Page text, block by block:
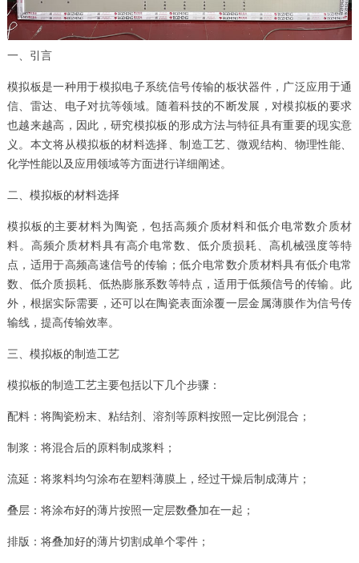
一、引言
模拟板是一种用于模拟电子系统信号传输的板状器件，广泛应用于通
信、雷达、电子对抗等领域。随着科技的不断发展，对模拟板的要求
也越来越高，因此，研究模拟板的形成方法与特征具有重要的现实意
义。本文将从模拟板的材料选择、制造工艺、微观结构、物理性能、
化学性能以及应用领域等方面进行详细阐述。
二、模拟板的材料选择
模拟板的主要材料为陶瓷，包括高频介质材料和低介电常数介质材
料。高频介质材料具有高介电常数、低介质损耗、高机械强度等特
点，适用于高频高速信号的传输；低介电常数介质材料具有低介电常
数、低介质损耗、低热膨胀系数等特点，适用于低频信号的传输。此
外，根据实际需要，还可以在陶瓷表面涂覆一层金属薄膜作为信号传
输线，提高传输效率。
三、模拟板的制造工艺
模拟板的制造工艺主要包括以下几个步骤：
配料：将陶瓷粉末、粘结剂、溶剂等原料按照一定比例混合；
制浆：将混合后的原料制成浆料；
流延：将浆料均匀涂布在塑料薄膜上，经过干燥后制成薄片；
叠层：将涂布好的薄片按照一定层数叠加在一起；
排版：将叠加好的薄片切割成单个零件；